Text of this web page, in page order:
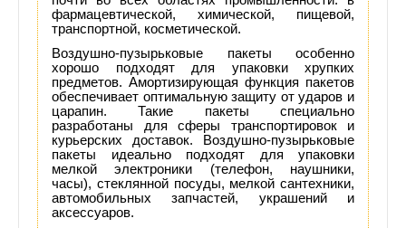
фармацевтической, химической, пищевой,
транспортной, косметической.
Воздушно-пузырьковые пакеты особенно
хорошо подходят для упаковки хрупких
предметов. Амортизирующая функция пакетов
обеспечивает оптимальную защиту от ударов и
царапин.
Такие пакеты специально
разработаны для сферы транспортировок и
курьерских доставок. Воздушно-пузырьковые
пакеты идеально подходят для упаковки
мелкой электроники (телефон, наушники,
часы), стеклянной посуды, мелкой сантехники,
автомобильных запчастей, украшений и
аксессуаров.